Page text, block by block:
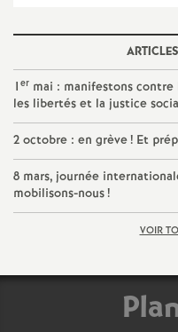
1er mai : manifestons
les libertés et la justice
2 octobre : en grève! Et
8 mars, journée
mobilisons-nous!
VOIR